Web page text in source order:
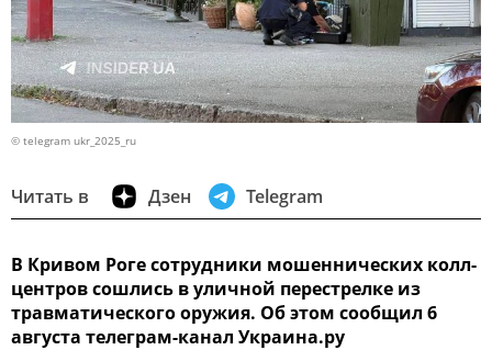
© telegram ukr_2025_ru
Читать в Дзен Telegram
В Кривом Роге сотрудники мошеннических колл-
центров сошлись в уличной перестрелке из
травматического оружия. Об этом сообщил 6
августа телеграм-канал Украина.ру